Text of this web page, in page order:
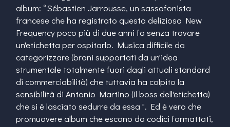
album: “Sébastien Jarrousse, un sassofonista
francese che ha registrato questa deliziosa New
Frequency poco più di due anni fa senza trovare
un'etichetta per ospitarlo. Musica difficile da
categorizzare (brani supportati da un'idea
strumentale totalmente fuori dagli attuali standard
di commerciabilità) che tuttavia ha colpito la
sensibilità di Antonio Martino (il boss dell'etichetta)
che si è lasciato sedurre da essa ". Ed è vero che
promuovere album che escono da codici formattati,